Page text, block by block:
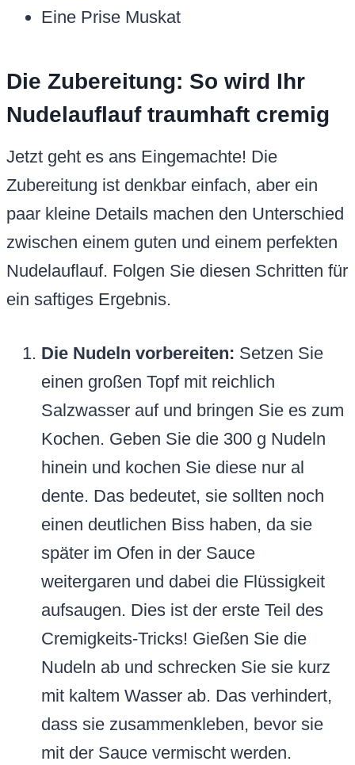
Eine Prise Muskat
Die Zubereitung: So wird Ihr
Nudelauflauf traumhaft cremig
Jetzt geht es ans Eingemachte! Die
Zubereitung ist denkbar einfach, aber ein
paar kleine Details machen den Unterschied
zwischen einem guten und einem perfekten
Nudelauflauf. Folgen Sie diesen Schritten für
ein saftiges Ergebnis.
Die Nudeln vorbereiten: Setzen Sie
einen großen Topf mit reichlich
Salzwasser auf und bringen Sie es zum
Kochen. Geben Sie die 300 g Nudeln
hinein und kochen Sie diese nur al
dente. Das bedeutet, sie sollten noch
einen deutlichen Biss haben, da sie
später im Ofen in der Sauce
weitergaren und dabei die Flüssigkeit
aufsaugen. Dies ist der erste Teil des
Cremigkeits-Tricks! Gießen Sie die
Nudeln ab und schrecken Sie sie kurz
mit kaltem Wasser ab. Das verhindert,
dass sie zusammenkleben, bevor sie
mit der Sauce vermischt werden.